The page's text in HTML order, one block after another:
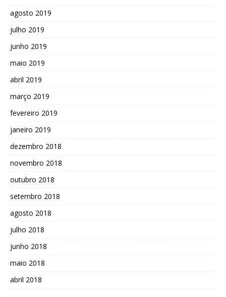
agosto 2019
julho 2019
junho 2019
maio 2019
abril 2019
março 2019
fevereiro 2019
janeiro 2019
dezembro 2018
novembro 2018
outubro 2018
setembro 2018
agosto 2018
julho 2018
junho 2018
maio 2018
abril 2018